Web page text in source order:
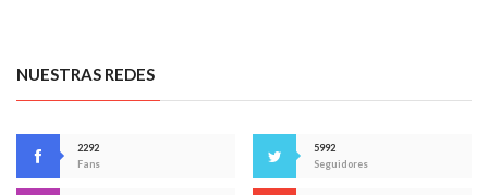
NUESTRAS REDES
2292
Fans
5992
Seguidores